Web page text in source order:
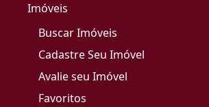
Imóveis
Buscar Imóveis
Cadastre Seu Imóvel
Avalie seu Imóvel
Favoritos